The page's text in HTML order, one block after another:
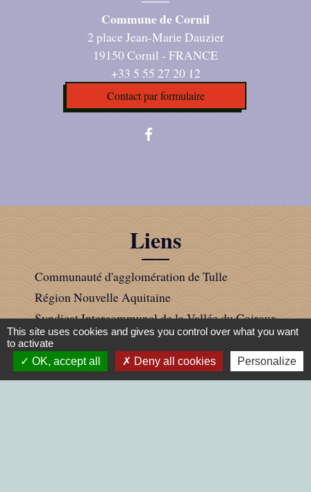
Commune de Cornil
2 place Jean-Marie Dauzier
19150 Cornil - FRANCE
+33 5 55 27 20 12
Contact par formulaire
Liens
Communauté d'agglomération de Tulle
Région Nouvelle Aquitaine
Syndicat Intercommunal de la Vallée du Coiroux
Préfecture de la Corrèze
Conseil départemental de la Corrèze
This site uses cookies and gives you control over what you want
to activate
OK, accept all
Deny all cookies Personalize